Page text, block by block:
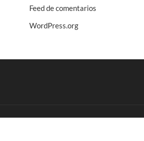
Feed de comentarios
WordPress.org